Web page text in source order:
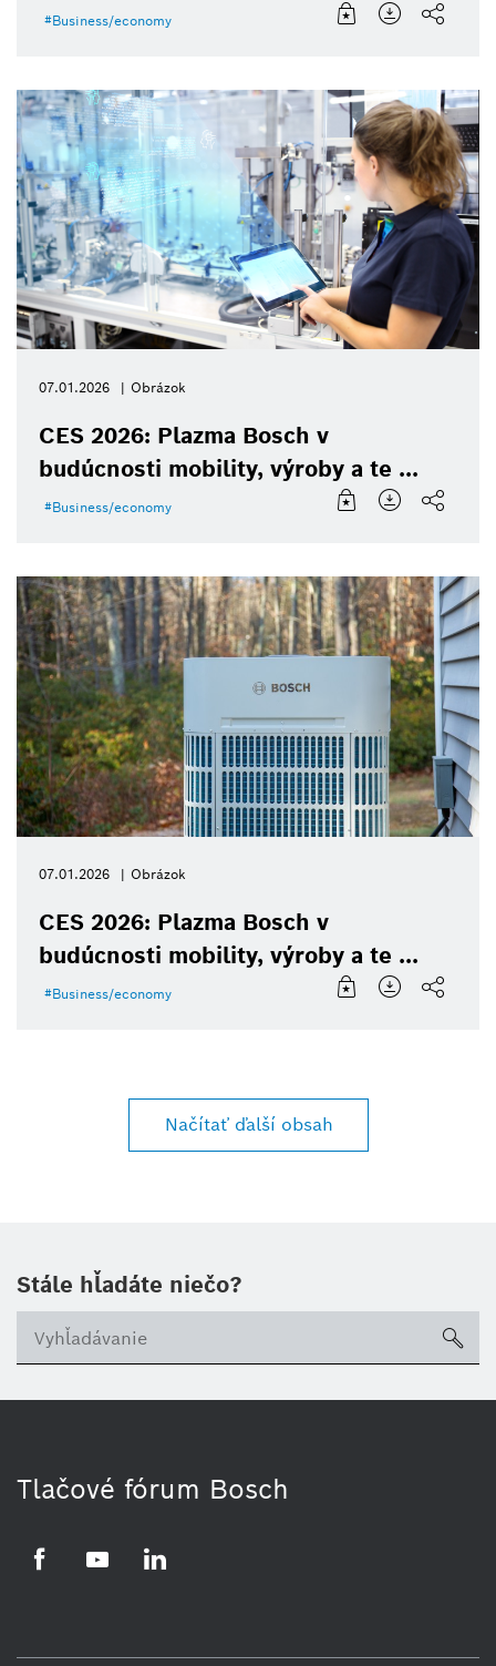
Business/economy
07.01.2026 Obrázok
CES 2026: Plazma Bosch v
budúcnosti mobility, výroby a te ...
Business/economy
07.01.2026 Obrázok
CES 2026: Plazma Bosch v
budúcnosti mobility, výroby a te ...
Business/economy
Načítať ďalší obsah
Stále hľadáte niečo?
Tlačové fórum Bosch